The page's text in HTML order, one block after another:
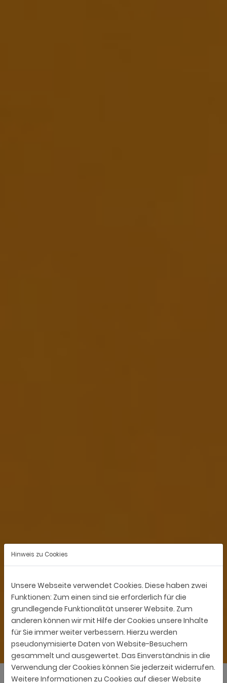
Hinweis zu Cookies
Unsere Webseite verwendet Cookies. Diese haben zwei
Funktionen: Zum einen sind sie erforderlich für die
grundlegende Funktionalität unserer Website. Zum
anderen können wir mit Hilfe der Cookies unsere Inhalte
für Sie immer weiter verbessern. Hierzu werden
pseudonymisierte Daten von Website-Besuchern
gesammelt und ausgewertet. Das Einverständnis in die
Verwendung der Cookies können Sie jederzeit widerrufen.
Weitere Informationen zu Cookies auf dieser Website